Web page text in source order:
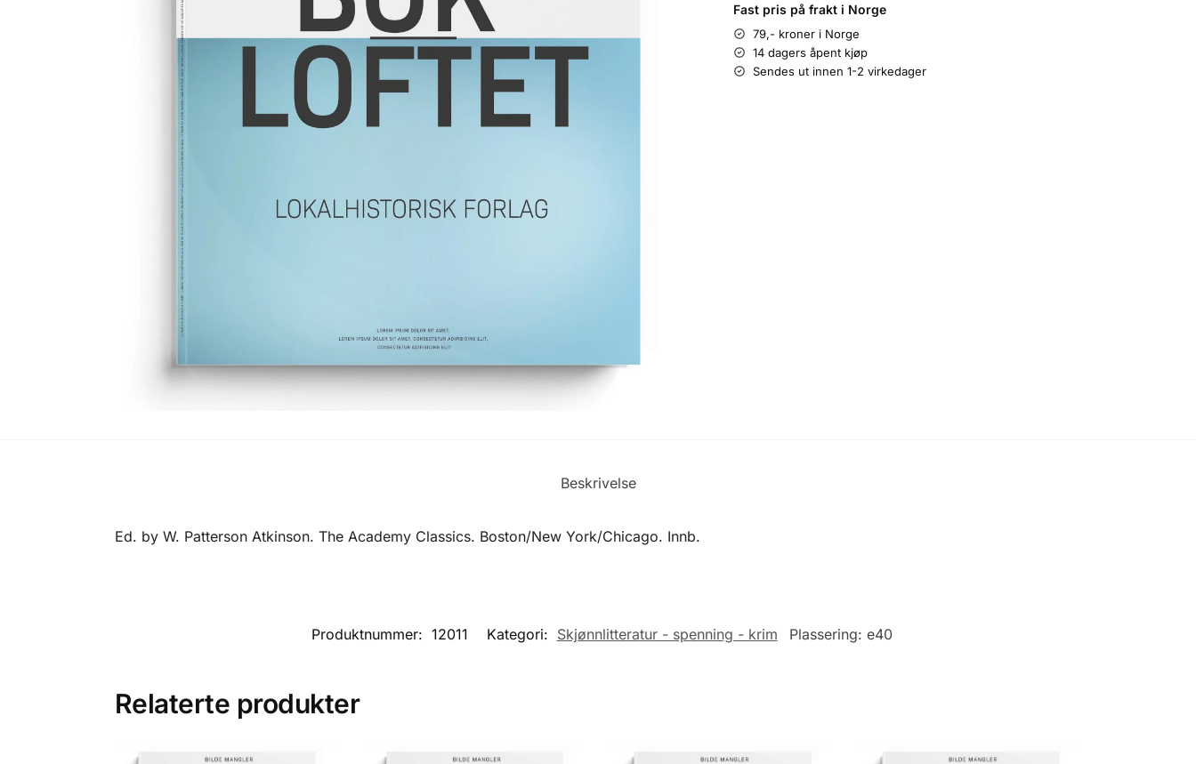
Fast pris på frakt i Norge
79,- kroner i Norge
14 dagers åpent kjøp
Sendes ut innen 1-2 virkedager
Beskrivelse
Ed. by W. Patterson Atkinson. The Academy Classics. Boston/New York/Chicago. Innb.
Produktnummer: 12011 Kategori: Skjønnlitteratur - spenning - krim Plassering: e40
Relaterte produkter